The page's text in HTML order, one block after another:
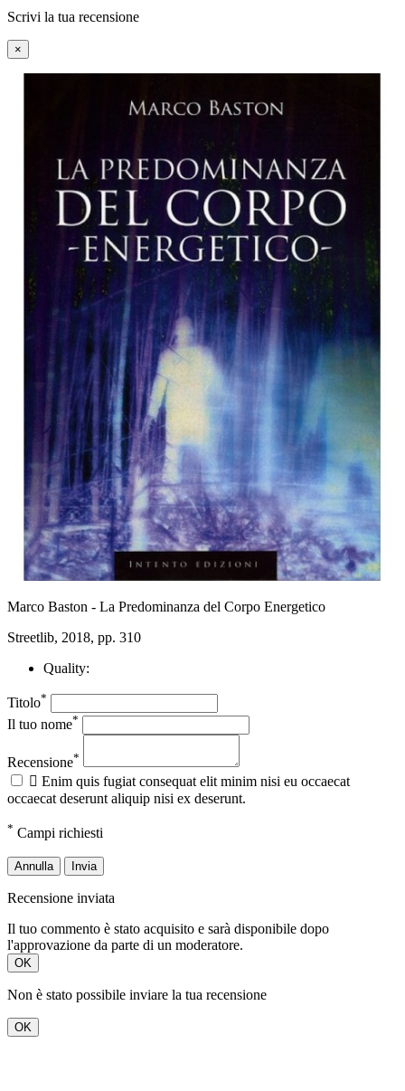
Scrivi la tua recensione
×
Marco Baston - La Predominanza del Corpo Energetico
Streetlib, 2018, pp. 310
Quality:
Titolo*
Il tuo nome*
Recensione*
 Enim quis fugiat consequat elit minim nisi eu occaecat
occaecat deserunt aliquip nisi ex deserunt.
* Campi richiesti
Annulla Invia
Recensione inviata
Il tuo commento è stato acquisito e sarà disponibile dopo
l'approvazione da parte di un moderatore.
OK
Non è stato possibile inviare la tua recensione
OK